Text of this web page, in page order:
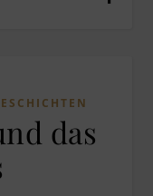
das